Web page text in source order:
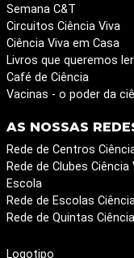
Semana C&T
Circuitos Ciência Viva
Ciência Viva em Casa
Livros que queremos ler
Café de Ciência
Vacinas - o poder da
AS NOSSAS
Rede de Centros
Rede de Clubes Ciência
Escola
Rede de Escolas
Rede de Quintas
Logotipo